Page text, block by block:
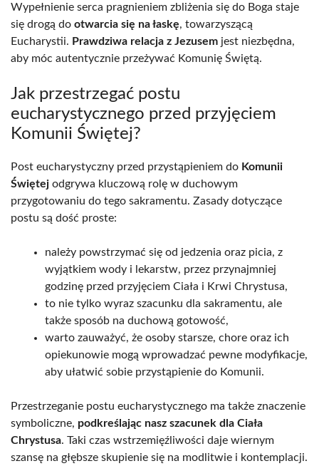
Wypełnienie serca pragnieniem zbliżenia się do Boga staje
się drogą do otwarcia się na łaskę, towarzyszącą
Eucharystii. Prawdziwa relacja z Jezusem jest niezbędna,
aby móc autentycznie przeżywać Komunię Świętą.
Jak przestrzegać postu
eucharystycznego przed przyjęciem
Komunii Świętej?
Post eucharystyczny przed przystąpieniem do Komunii
Świętej odgrywa kluczową rolę w duchowym
przygotowaniu do tego sakramentu. Zasady dotyczące
postu są dość proste:
należy powstrzymać się od jedzenia oraz picia, z
wyjątkiem wody i lekarstw, przez przynajmniej
godzinę przed przyjęciem Ciała i Krwi Chrystusa,
to nie tylko wyraz szacunku dla sakramentu, ale
także sposób na duchową gotowość,
warto zauważyć, że osoby starsze, chore oraz ich
opiekunowie mogą wprowadzać pewne modyfikacje,
aby ułatwić sobie przystąpienie do Komunii.
Przestrzeganie postu eucharystycznego ma także znaczenie
symboliczne, podkreślając nasz szacunek dla Ciała
Chrystusa. Taki czas wstrzemięźliwości daje wiernym
szansę na głębsze skupienie się na modlitwie i kontemplacji.